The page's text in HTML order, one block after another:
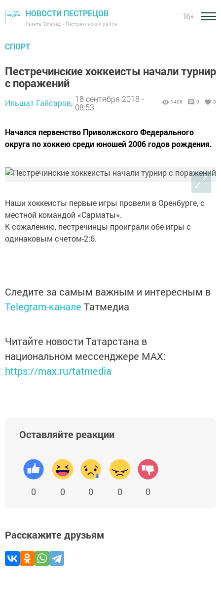
НОВОСТИ ПЕСТРЕЦОВ
Газета "Вперед" - Пестречинский район
16+
СПОРТ
Пестречинские хоккеисты начали турнир
с поражений
Ильшат Гайсаров, 18 сентября 2018 -
08:53
1406 0 0
Начался первенство Приволжского Федерального
округа по хоккею среди юношей 2006 годов рождения.
Наши хоккеисты первые игры провели в Оренбурге, с
местной командой «Сарматы».
К сожалению, пестречинцы проиграли обе игры с
одинаковым счетом-2:6.
Следите за самым важным и интересным в
Telegram-канале Татмедиа
Читайте новости Татарстана в
национальном мессенджере MАХ:
https://max.ru/tatmedia
Оставляйте реакции
0 0 0 0 0
Расскажите друзьям